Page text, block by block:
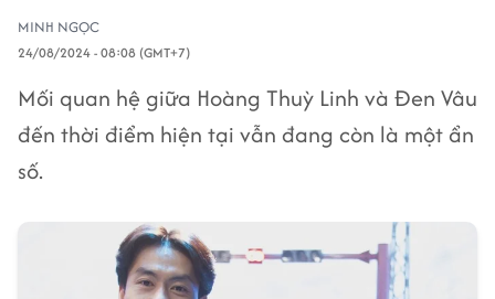
MINH NGỌC
24/08/2024 - 08:08 (GMT+7)
Mối quan hệ giữa Hoàng Thuỳ Linh và Đen Vâu
đến thời điểm hiện tại vẫn đang còn là một ẩn
số.